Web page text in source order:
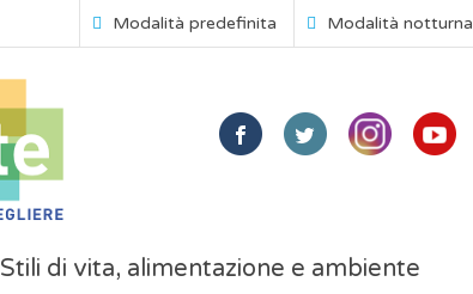
Modalità predefinita Modalità notturna
Stili di vita, alimentazione e ambiente